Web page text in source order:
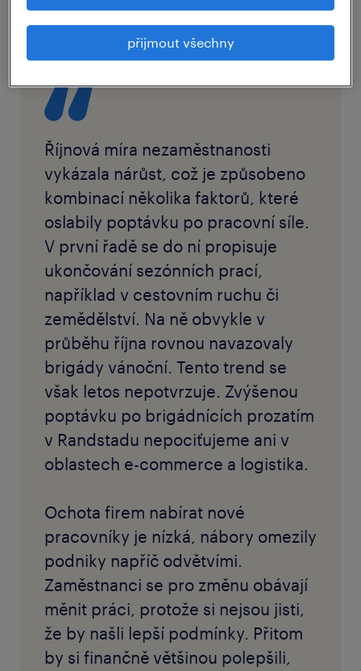
Říjnová míra nezaměstnanosti
vykázala nárůst, což je způsobeno
kombinací několika faktorů, které
oslabily poptávku po pracovní síle.
V první řadě se do ní propisuje
ukončování sezónních prací,
například v cestovním ruchu či
zemědělství. Na ně obvykle v
průběhu října rovnou navazovaly
brigády vánoční. Tento trend se
však letos nepotvrzuje. Zvýšenou
poptávku po brigádnících prozatím
v Randstadu nepociťujeme ani v
oblastech e-commerce a logistika.
Ochota firem nabírat nové
pracovníky je nízká, nábory omezily
podniky napříč odvětvími.
Zaměstnanci se pro změnu obávají
měnit práci, protože si nejsou jisti,
že by našli lepší podmínky. Přitom
by si finančně většinou polepšili,
přijmout všechny